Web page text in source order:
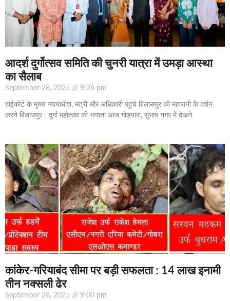
आदर्श दुर्गोत्सव समिति की चुनरी यात्रा में उमड़ा आस्था
का सैलाब
September 28, 2025 9:26 pm
हाईकोर्ट के मुख्य न्यायाधीश, मंत्री और अधिकारी पहुंचे बिलासपुर की महारानी के दर्शन
करने बिलासपुर। दुर्गा महोत्सव की भव्यता आज गोडपारा, सुभाष नगर में देखने
कांकेर-गरियाबंद सीमा पर बड़ी सफलता : 14 लाख इनामी
तीन नक्सली ढेर
September 28, 2025 9:00 pm